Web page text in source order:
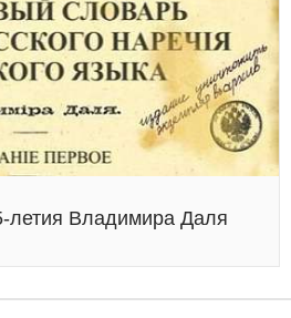
летия Владимира Даля